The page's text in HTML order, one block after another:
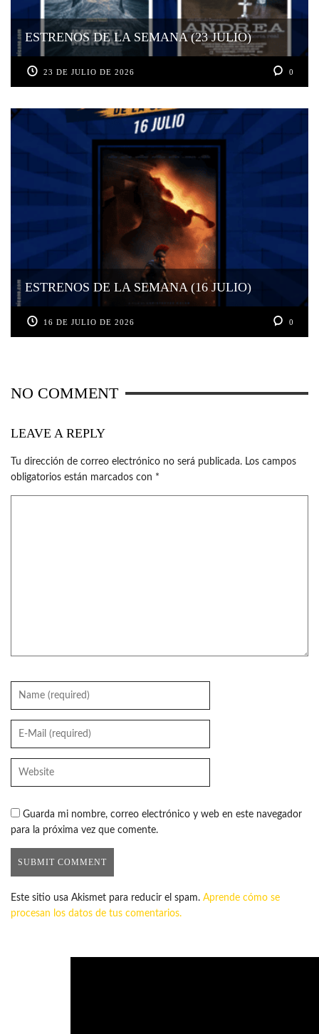
ESTRENOS DE LA SEMANA (23 JULIO)
23 DE JULIO DE 2026 0
ESTRENOS DE LA SEMANA (16 JULIO)
16 DE JULIO DE 2026 0
NO COMMENT
LEAVE A REPLY
Tu dirección de correo electrónico no será publicada. Los campos
obligatorios están marcados con *
Guarda mi nombre, correo electrónico y web en este navegador
para la próxima vez que comente.
Este sitio usa Akismet para reducir el spam. Aprende cómo se
procesan los datos de tus comentarios.